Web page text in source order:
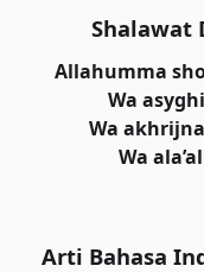
Shalawat
Allahumma
Wa
Wa
Wa
Arti Bahasa